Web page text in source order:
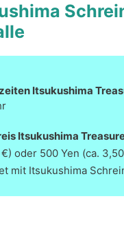
Itsukushima
Itsukushima
€) oder 500 Yen (ca.
mit Itsukushima